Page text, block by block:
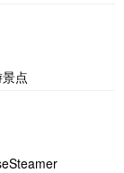
点